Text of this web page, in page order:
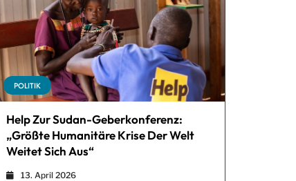
POLITIK
Help Zur Sudan-Geberkonferenz:
„Größte Humanitäre Krise Der Welt
Weitet Sich Aus“
13. April 2026